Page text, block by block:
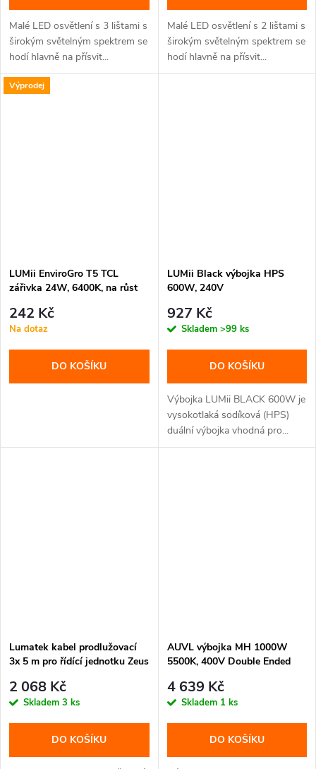
Malé LED osvětlení s 3 lištami s
širokým světelným spektrem se
hodí hlavně na přísvit...
Malé LED osvětlení s 2 lištami s
širokým světelným spektrem se
hodí hlavně na přísvit...
Výprodej
LUMii EnviroGro T5 TCL
zářivka 24W, 6400K, na růst
242 Kč
Na dotaz
DO KOŠÍKU
LUMii Black výbojka HPS
600W, 240V
927 Kč
Skladem >99 ks
DO KOŠÍKU
Výbojka LUMii BLACK 600W je
vysokotlaká sodíková (HPS)
duální výbojka vhodná pro...
Lumatek kabel prodlužovací
3x 5 m pro řídící jednotku Zeus
2 068 Kč
Skladem 3 ks
DO KOŠÍKU
AUVL výbojka MH 1000W
5500K, 400V Double Ended
4 639 Kč
Skladem 1 ks
DO KOŠÍKU